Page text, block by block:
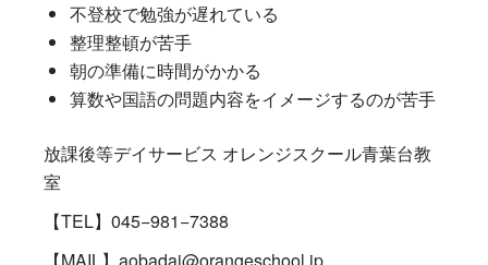
不登校で勉強が遅れている
整理整頓が苦手
朝の準備に時間がかかる
算数や国語の問題内容をイメージするのが苦手
放課後等デイサービス オレンジスクール青葉台教
室
【TEL】045−981−7388